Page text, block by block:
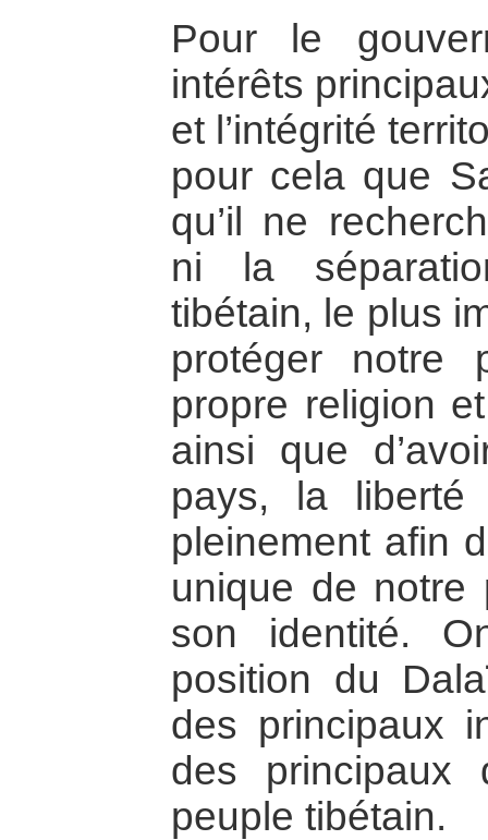
Pour le
intérêts
et l’intégrité
pour cela que
qu’il ne
ni la
tibétain, le plus
protéger notre
propre religion
ainsi que
pays, la liberté
pleinement afin
unique de notre
son identité.
position du
des principaux
des principaux
peuple tibétain.